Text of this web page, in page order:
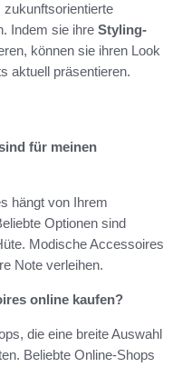
zukunftsorientierte
Indem sie ihre Styling-
können sie ihren Look
aktuell präsentieren.
für meinen
hängt von Ihrem
Optionen sind
Modische Accessoires
Note verleihen.
online kaufen?
die eine breite Auswahl
Beliebte Online-Shops